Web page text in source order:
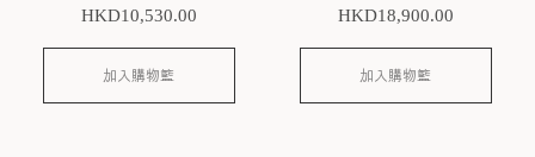
HKD10,530.00
加入購物籃
HKD18,900.00
加入購物籃